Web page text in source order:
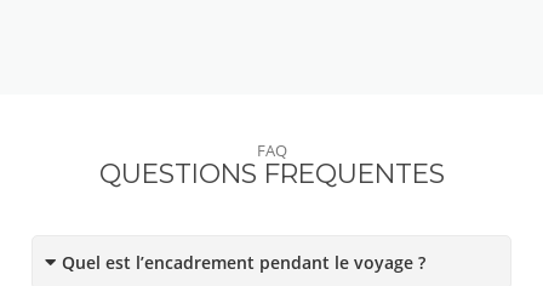
FAQ
QUESTIONS FREQUENTES
Quel est l’encadrement pendant le voyage ?